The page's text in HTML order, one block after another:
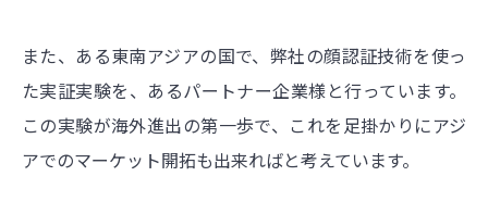
また、ある東南アジアの国で、弊社の顔認証技術を使っ
た実証実験を、あるパートナー企業様と行っています。
この実験が海外進出の第一歩で、これを足掛かりにアジ
アでのマーケット開拓も出来ればと考えています。